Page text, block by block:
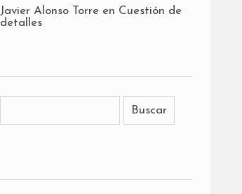
Javier Alonso Torre en Cuestión de
detalles